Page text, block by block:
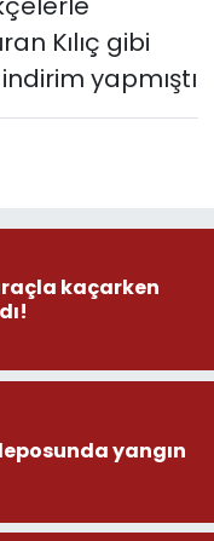
Kılıç gibi
yapmıştı
kaçarken
yangın